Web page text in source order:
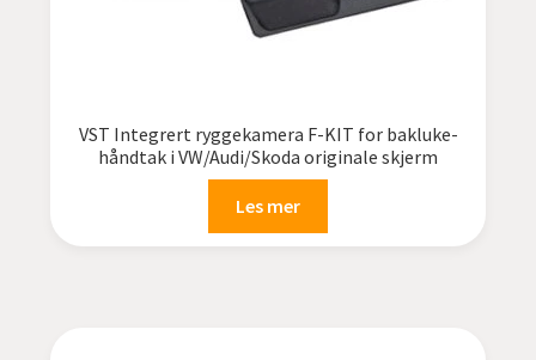
VST Integrert ryggekamera F-KIT for bakluke-
håndtak i VW/Audi/Skoda originale skjerm
Les mer